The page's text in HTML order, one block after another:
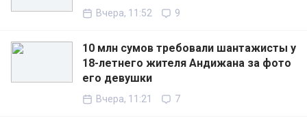
Вчера, 11:52 9
10 млн сумов требовали шантажисты у
18-летнего жителя Андижана за фото
его девушки
Вчера, 11:21 7